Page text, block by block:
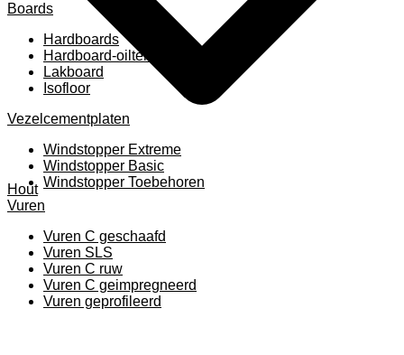
Boards
Hardboards
Hardboard-oiltemperated
Lakboard
Isofloor
Vezelcementplaten
Windstopper Extreme
Windstopper Basic
Windstopper Toebehoren
Hout
Vuren
Vuren C geschaafd
Vuren SLS
Vuren C ruw
Vuren C geimpregneerd
Vuren geprofileerd